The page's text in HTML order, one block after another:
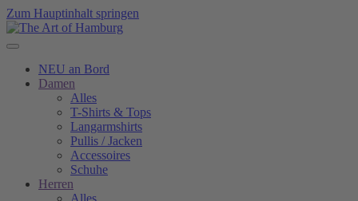
Zum Hauptinhalt springen
NEU an Bord
Damen
Alles
T-Shirts & Tops
Langarmshirts
Pullis / Jacken
Accessoires
Schuhe
Herren
Alles